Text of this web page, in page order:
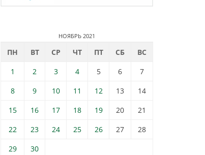
НОЯБРЬ 2021
ПН ВТ СР ЧТ ПТ СБ
ВС
1
2 3 4 5 6
7
8
9 10 11 12 13
14
15
16 17 18 19 20
21
22
23 24 25 26 27
28
29
30